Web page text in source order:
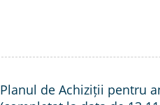
Planul de Achiziții pentru